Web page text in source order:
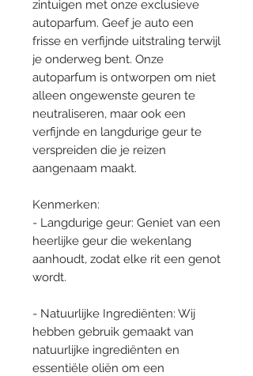
zintuigen met onze exclusieve
autoparfum. Geef je auto een
frisse en verfijnde uitstraling terwijl
je onderweg bent. Onze
autoparfum is ontworpen om niet
alleen ongewenste geuren te
neutraliseren, maar ook een
verfijnde en langdurige geur te
verspreiden die je reizen
aangenaam maakt.
Kenmerken:
- Langdurige geur: Geniet van een
heerlijke geur die wekenlang
aanhoudt, zodat elke rit een genot
wordt.
- Natuurlijke Ingrediënten: Wij
hebben gebruik gemaakt van
natuurlijke ingrediënten en
essentiële oliën om een